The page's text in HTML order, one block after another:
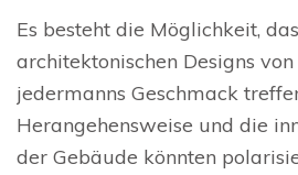
Es besteht die Möglichkeit,
architektonischen Designs
jedermanns Geschmack
Herangehensweise und die
der Gebäude könnten